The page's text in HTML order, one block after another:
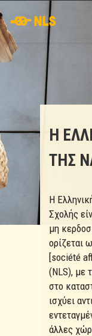
Η
ΤΗΣ
Η
Σχολής
μη
ορίζεται
[société
(NLS), με
στο
ισχύει
άλλες